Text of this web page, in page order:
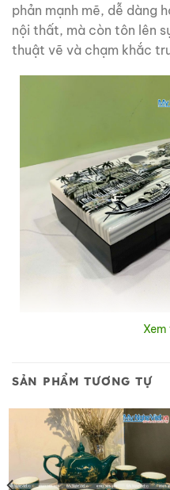
phản mạnh mẽ, dễ dàng
nội thất, mà còn tôn lên
thuật vẽ và chạm khắc
Hộp trang sức sơn
SẢN PHẨM TƯƠNG TỰ